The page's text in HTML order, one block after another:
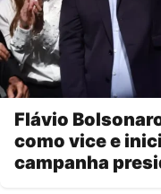
Flávio
como vice e
campanha